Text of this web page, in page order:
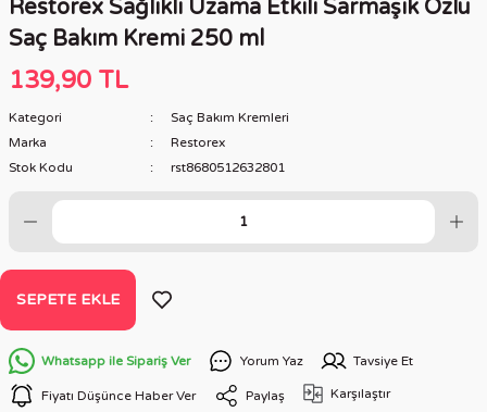
Restorex Sağlıklı Uzama Etkili Sarmaşık Özlü
Saç Bakım Kremi 250 ml
139,90 TL
Kategori
Saç Bakım Kremleri
Marka
Restorex
Stok Kodu
rst8680512632801
SEPETE EKLE
Whatsapp ile Sipariş Ver Yorum Yaz Tavsiye Et
Fiyatı Düşünce Haber Ver Paylaş Karşılaştır